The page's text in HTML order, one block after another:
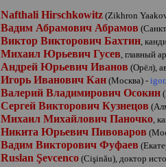
Nafthali Hirschkowitz (Zikhron
Вадим Абрамович Абрамов
Виктор Викторович Бахтин,
Михаил Юрьевич Гусев, главный
Андрей Юрьевич Иванов (Орёл),
Игорь Иванович Кан (Москва) -
Валерий Владимирович Осокин
Сергей Викторович Кузнецов
Михаил Михайлович Паночко,
Никита Юрьевич Пивоваров
Вадим Викторович Фуфаев
Ruslan Şevcenco (Cişinău), доктор